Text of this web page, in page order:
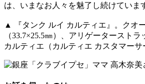
は、いまなお人々を魅了し続けていま
▲ 『タンク ルイ カルティエ』。クオ
（33.7×25.5㎜）、アリゲーターストラ
カルティエ（カルティエ カスタマーサ